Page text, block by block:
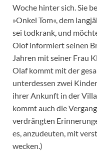
Woche hinter sich. Sie
»Onkel Tom«, dem
sei todkrank, und
Olof informiert seinen
Jahren mit seiner Frau
Olaf kommt mit der
unterdessen zwei
ihrer Ankunft in der
kommt auch die
verdrängten
es, anzudeuten, mit
wecken.)